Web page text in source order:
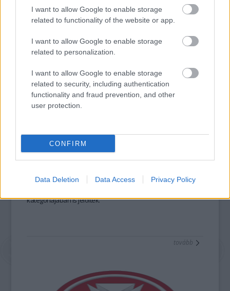
I want to allow Google to enable storage
related to functionality of the website or app.
I want to allow Google to enable storage
related to personalization.
I want to allow Google to enable storage
related to security, including authentication
functionality and fraud prevention, and other
user protection.
CONFIRM
Data Deletion Data Access Privacy Policy
Norah Jones is fellép a díjátadón
A különleges hangú énekesnő aTedcímű film betétdalát
kategóriájában is jelöltek.
tovább